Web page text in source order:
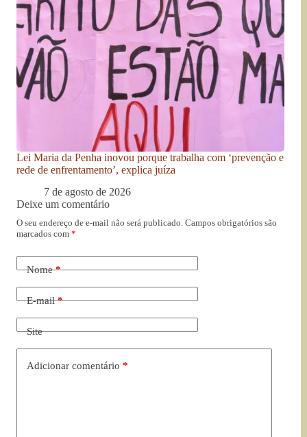
Lei Maria da Penha inovou porque trabalha com ‘prevenção e
rede de enfrentamento’, explica juíza
7 de agosto de 2026
Deixe um comentário
O seu endereço de e-mail não será publicado. Campos obrigatórios são
marcados com *
Nome*
E-mail*
Site
Adicionar comentário *